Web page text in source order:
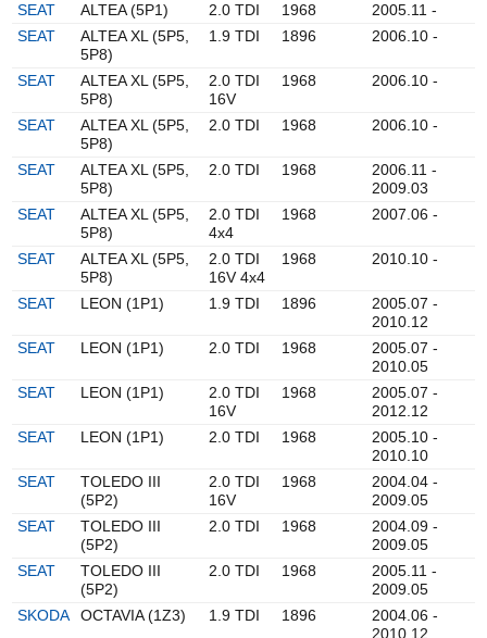
SEAT
ALTEA (5P1) 2.0 TDI 1968
2005.11 -
SEAT
ALTEA XL (5P5,
5P8)
1.9 TDI 1896 2006.10 -
SEAT
ALTEA XL (5P5,
5P8)
2.0 TDI
16V
1968 2006.10 -
SEAT
ALTEA XL (5P5,
5P8)
2.0 TDI 1968 2006.10 -
SEAT
ALTEA XL (5P5,
5P8)
2.0 TDI 1968
2006.11 -
2009.03
SEAT
ALTEA XL (5P5,
5P8)
2.0 TDI
4x4
1968 2007.06 -
SEAT
ALTEA XL (5P5,
5P8)
2.0 TDI
16V 4x4
1968 2010.10 -
SEAT LEON (1P1) 1.9 TDI 1896
2005.07 -
2010.12
SEAT
LEON (1P1) 2.0 TDI 1968
2005.07 -
2010.05
SEAT
LEON (1P1)
2.0 TDI
16V
1968
2005.07 -
2012.12
SEAT
LEON (1P1) 2.0 TDI 1968
2005.10 -
2010.10
SEAT
TOLEDO III
(5P2)
2.0 TDI
16V
1968
2004.04 -
2009.05
SEAT
TOLEDO III
(5P2)
2.0 TDI 1968
2004.09 -
2009.05
SEAT
TOLEDO III
(5P2)
2.0 TDI 1968
2005.11 -
2009.05
SKODA
OCTAVIA (1Z3) 1.9 TDI 1896
2004.06 -
2010.12